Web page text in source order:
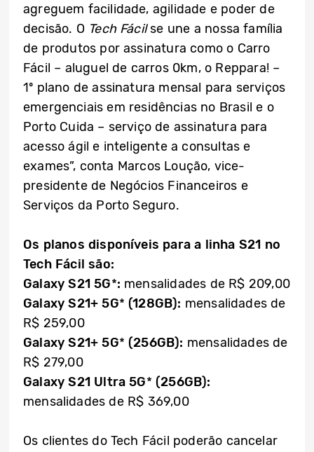
agreguem facilidade, agilidade e poder de
decisão. O Tech Fácilse une a nossa família
de produtos por assinatura como o Carro
Fácil – aluguel de carros 0km, o Reppara! –
1º plano de assinatura mensal para serviços
emergenciais em residências no Brasil e o
Porto Cuida – serviço de assinatura para
acesso ágil e inteligente a consultas e
exames”, conta Marcos Loução, vice-
presidente de Negócios Financeiros e
Serviços da Porto Seguro.
Os planos disponíveis para a linha S21 no
Tech Fácil são:
Galaxy S21 5G*: mensalidades de R$ 209,00
Galaxy S21+ 5G* (128GB): mensalidades de
R$ 259,00
Galaxy S21+ 5G* (256GB): mensalidades de
R$ 279,00
Galaxy S21 Ultra 5G* (256GB):
mensalidades de R$ 369,00
Os clientes do Tech Fácil poderão cancelar